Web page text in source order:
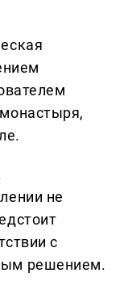
не
с
решением.